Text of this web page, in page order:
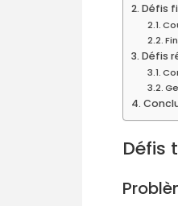
Défis
Défis
Défis